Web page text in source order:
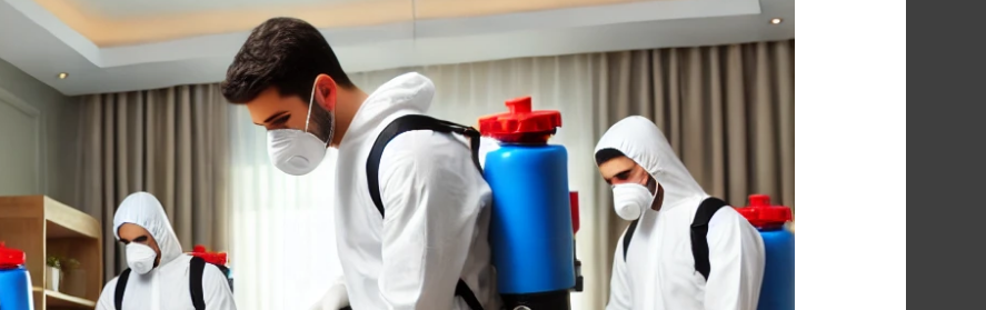
الفراش
بمدينة
01091560420